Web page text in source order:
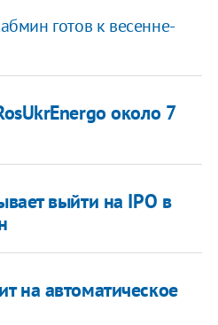
готов к весенне-
около 7
выйти на IPO в
на автоматическое